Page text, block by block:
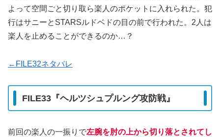
よって空間ごと切り取ら楽人のポケットに入れられた。犯
行はサニーとSTARSルドベドの目の前で行われた。2人は
楽人を止めることができるのか…？
←FILE32ネタバレ
FILE33『ヘルツシュプルング攻防戦』
前回の楽人の一振りで左腕を肘の上から切り落とされてし